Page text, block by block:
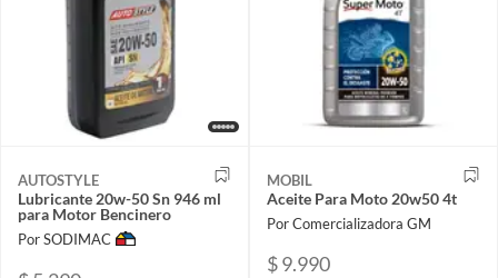
AUTOSTYLE
Lubricante 20w-50 Sn 946 ml
para Motor Bencinero
Por SODIMAC
MOBIL
Aceite Para Moto 20w50 4t
Por Comercializadora GM
$ 9.990